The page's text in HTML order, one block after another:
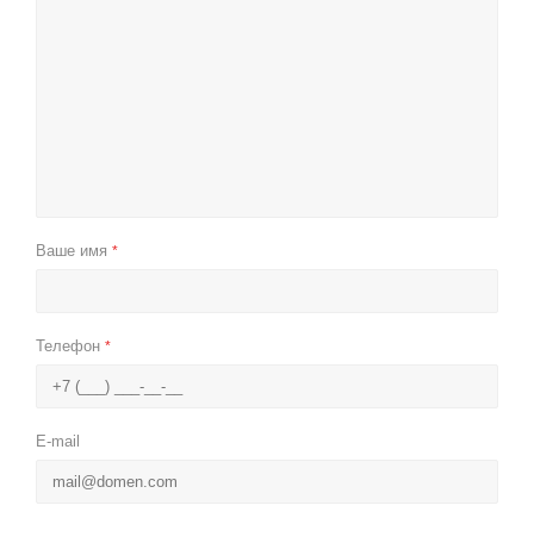
Ваше имя *
Телефон *
E-mail